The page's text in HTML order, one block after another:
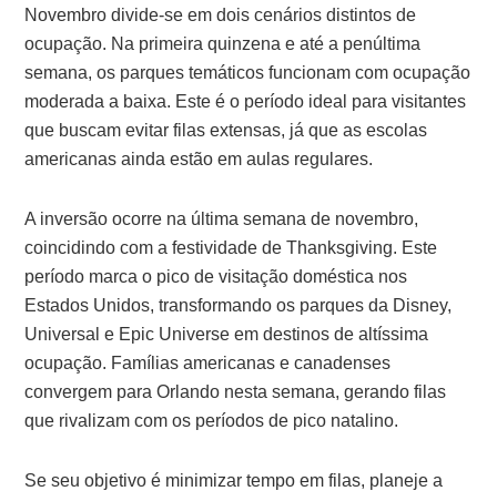
Novembro divide-se em dois cenários distintos de
ocupação. Na primeira quinzena e até a penúltima
semana, os parques temáticos funcionam com ocupação
moderada a baixa. Este é o período ideal para visitantes
que buscam evitar filas extensas, já que as escolas
americanas ainda estão em aulas regulares.
A inversão ocorre na última semana de novembro,
coincidindo com a festividade de Thanksgiving. Este
período marca o pico de visitação doméstica nos
Estados Unidos, transformando os parques da Disney,
Universal e Epic Universe em destinos de altíssima
ocupação. Famílias americanas e canadenses
convergem para Orlando nesta semana, gerando filas
que rivalizam com os períodos de pico natalino.
Se seu objetivo é minimizar tempo em filas, planeje a